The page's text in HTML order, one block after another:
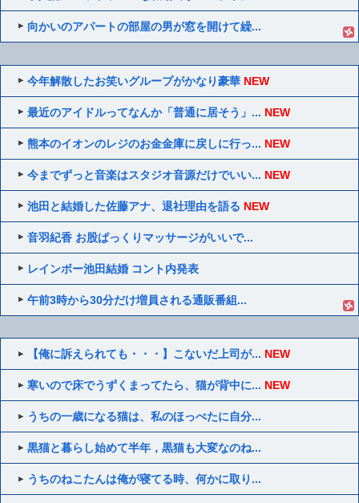
向かいのアパートの部屋の男が窓を開けて繰...
今年解散したお笑いグループがかなり豪華 NEW
最近のアイドルってなんか「普通に居そう」... NEW
熊本のイオンのレジのお金金庫に戻しに行っ... NEW
今までずっと音楽はスタジオ音源だけでいい... NEW
池田と結婚した佐藤アナ、退社理由を語る NEW
音羽紀香 お股ぱっくりマッサージがいいで...
レインボー池田結婚 コント内発表
午前3時から30分だけ増員される通販番組...
【俺に訴えられても・・・】こないだ上司が... NEW
寒いので床でうずくまってたら、猫が背中に... NEW
うちの一歳になる猫は、私のほっぺたに自分...
黒猫と暮らし始めて半年，黒猫も大変なのね...
うちのねこたんは俺が寝てる時、何かに取り...